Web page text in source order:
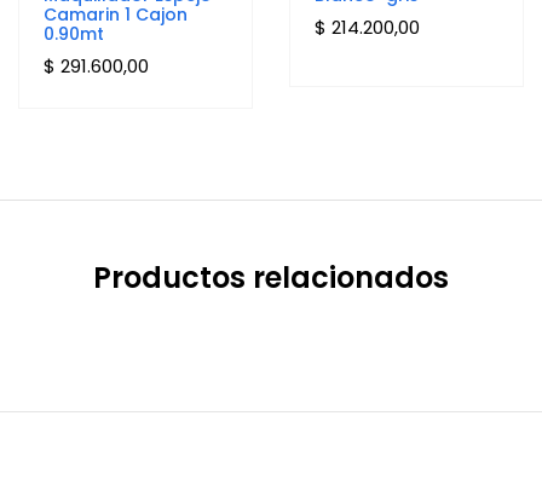
Camarin 1 Cajon
0.90mt
$ 291.600,00
$ 214.200,00
Productos relacionados